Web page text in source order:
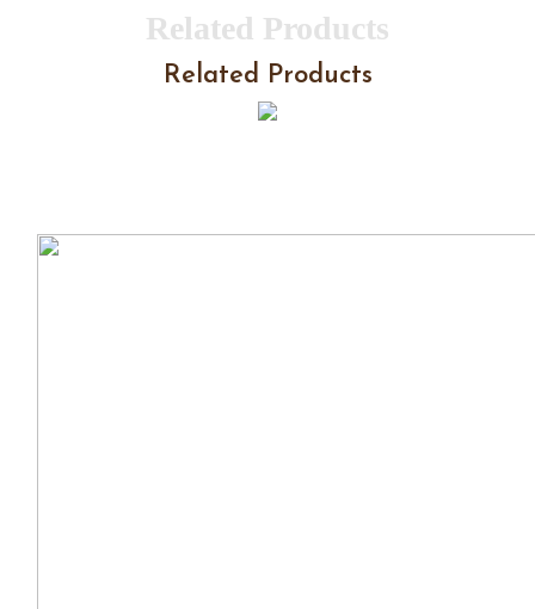
Related Products
Related Products